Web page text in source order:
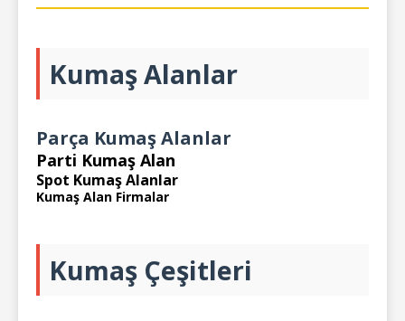
Kumaş Alanlar
Parça Kumaş Alanlar
Parti Kumaş Alan
Spot Kumaş Alanlar
Kumaş Alan Firmalar
Kumaş Çeşitleri